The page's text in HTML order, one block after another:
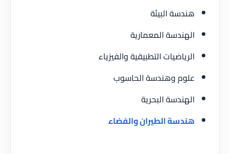
هندسة البيئة
الهندسة المعمارية
الرياضيات التطبيقية والفيزياء
علوم وهندسة الحاسوب
الهندسة البحرية
هندسة الطيران والفضاء